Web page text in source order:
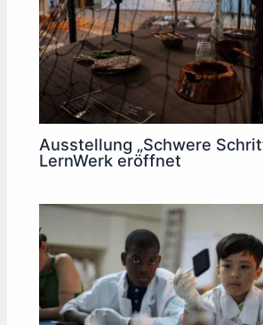
Ausstellung „Schwere
LernWerk eröffnet